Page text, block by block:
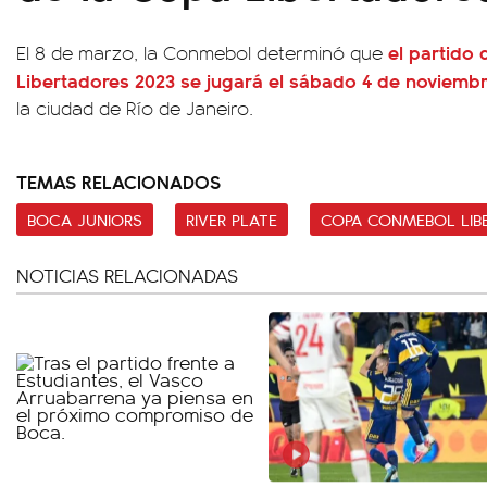
El 8 de marzo, la Conmebol determinó que el partido
Libertadores 2023 se jugará el sábado 4 de
la ciudad de Río de Janeiro.
TEMAS RELACIONADOS
BOCA JUNIORS RIVER PLATE COPA CONMEBOL
NOTICIAS RELACIONADAS